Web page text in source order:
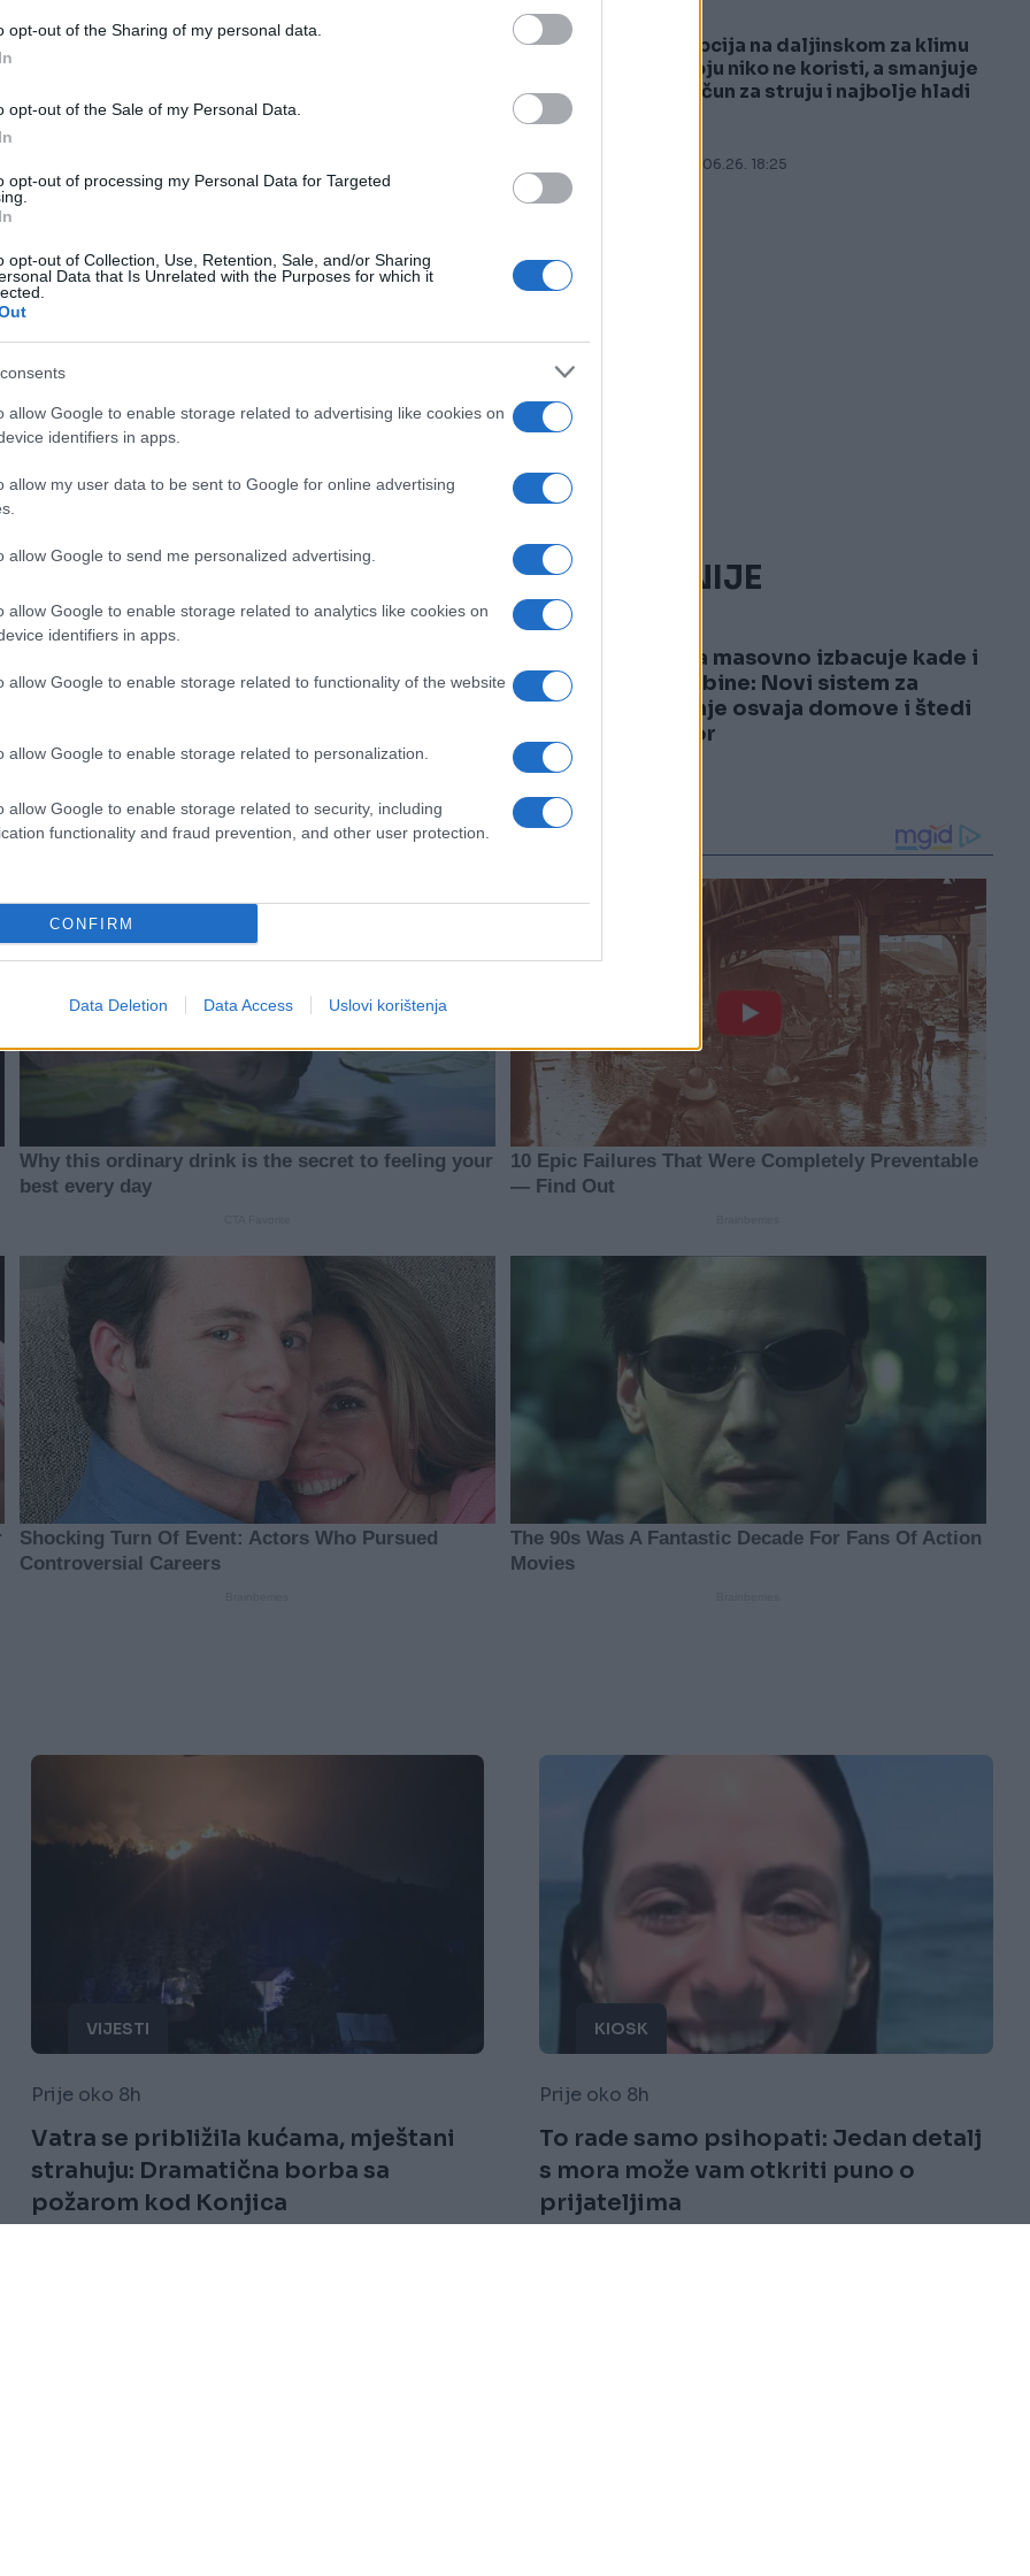
opt-out of the Sharing of my personal data.
opt-out of the Sale of my Personal Data.
opt-out of processing my Personal Data for Targeted
opt-out of Collection, Use, Retention, Sale, and/or Sharing
Data that Is Unrelated with the Purposes for which it
allow Google to enable storage related to advertising like cookies on
identifiers in apps.
allow my user data to be sent to Google for online advertising
allow Google to send me personalized advertising.
allow Google to enable storage related to analytics like cookies on
identifiers in apps.
allow Google to enable storage related to functionality of the website
allow Google to enable storage related to personalization.
allow Google to enable storage related to security, including
functionality and fraud prevention, and other user protection.
CONFIRM
Data Deletion Data Access Uslovi korištenja
rekao je za britanski The Sun da je najbolje
jer tu želite da imate najveću kontrolu nad
koja najvjerovatnije ima najstabilniju
u temperaturi zbog kuhanja.
na mjesta koja mogu da izobliče očitavanja,
suncu“, savjetuje Galizi.
termostata u hodnik, jer temperatura može
vrata.
hodniku hladno, iako je ostatak kuće već topao“,
zraka oko termostata.
nepotrebno je grijati dom do te mjere da se
da spuštanjem termostata za samo jedan
I još nešto, Energy Saving Trust
temperaturu između 18 i 21 °C.
Opcija na daljinskom za klimu
koju niko ne koristi, a smanjuje
račun za struju i najbolje hladi
27.06.26. 18:25
NAJČITANIJE
1
Evropa masovno izbacuje kade i
tuš-kabine: Novi sistem za
tuširanje osvaja domove i štedi
prostor
VIJESTI
Prije oko 8h
Vatra se približila kućama, mještani
strahuju: Dramatična borba sa
požarom kod Konjica
KIOSK
Prije oko 8h
To rade samo psihopati: Jedan detalj
s mora može vam otkriti puno o
prijateljima